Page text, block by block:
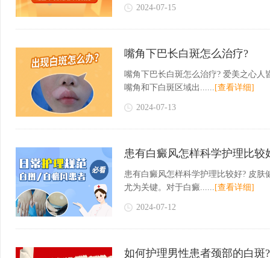
2024-07-15
嘴角下巴长白斑怎么治疗?
嘴角下巴长白斑怎么治疗? 爱美之心
嘴角和下白斑区域出...... [查看详细]
2024-07-13
患有白癜风怎样科学护理比较
患有白癜风怎样科学护理比较好? 皮
尤为关键。对于白癜...... [查看详细]
2024-07-12
如何护理男性患者颈部的白斑?